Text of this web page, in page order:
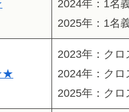
2024年：1名
2025年：1名
2023年：クロ
2024年：クロ
2025年：クロ